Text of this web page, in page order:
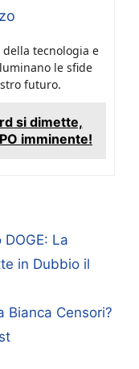
tecnologia e
le sfide
futuro.
si dimette,
imminente!
La
in Dubbio il
Bianca Censori?